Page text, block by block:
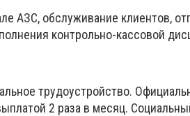
АЗС, обслуживание клиентов,
контрольно-кассовой
трудоустройство.
2 раза в месяц.